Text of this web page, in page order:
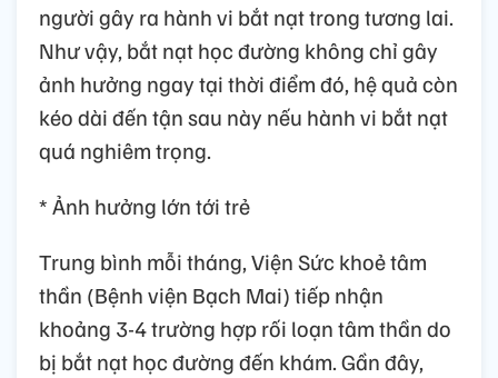
người gây ra hành vi bắt nạt trong tương lai.
Như vậy, bắt nạt học đường không chỉ gây
ảnh hưởng ngay tại thời điểm đó, hệ quả còn
kéo dài đến tận sau này nếu hành vi bắt nạt
quá nghiêm trọng.
* Ảnh hưởng lớn tới trẻ
Trung bình mỗi tháng, Viện Sức khoẻ tâm
thần (Bệnh viện Bạch Mai) tiếp nhận
khoảng 3-4 trường hợp rối loạn tâm thần do
bị bắt nạt học đường đến khám. Gần đây,